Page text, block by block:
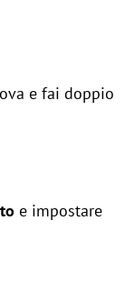
e fai doppio
e impostare